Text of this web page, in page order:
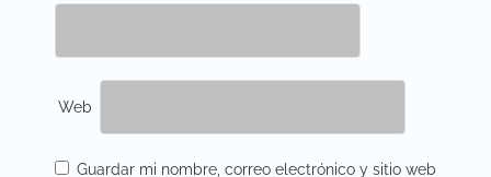
Web
Guardar mi nombre, correo electrónico y sitio web